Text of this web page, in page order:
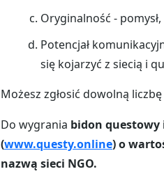
Oryginalność -
Potencjał
się kojarzyć z siecią i
Możesz zgłosić dowolną
Do wygrania bidon questowy
(www.questy.online) o
nazwą sieci NGO.